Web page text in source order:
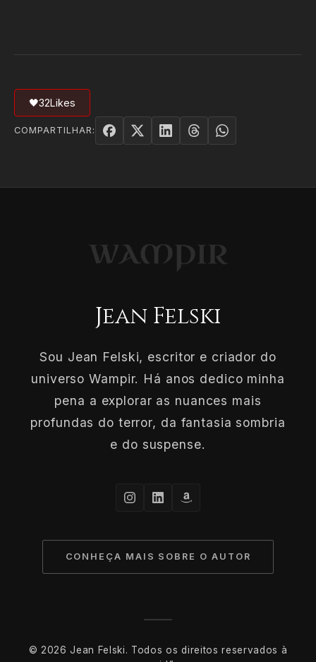
🖤32Likes
COMPARTILHAR:
Jean Felski
Sou Jean Felski, escritor e criador do
universo Wampir. Há anos dedico minha
pena a explorar as nuances mais
profundas do terror, da fantasia sombria
e do suspense.
CONHEÇA MAIS SOBRE O AUTOR
© 2026 Jean Felski. Todos os direitos reservados à